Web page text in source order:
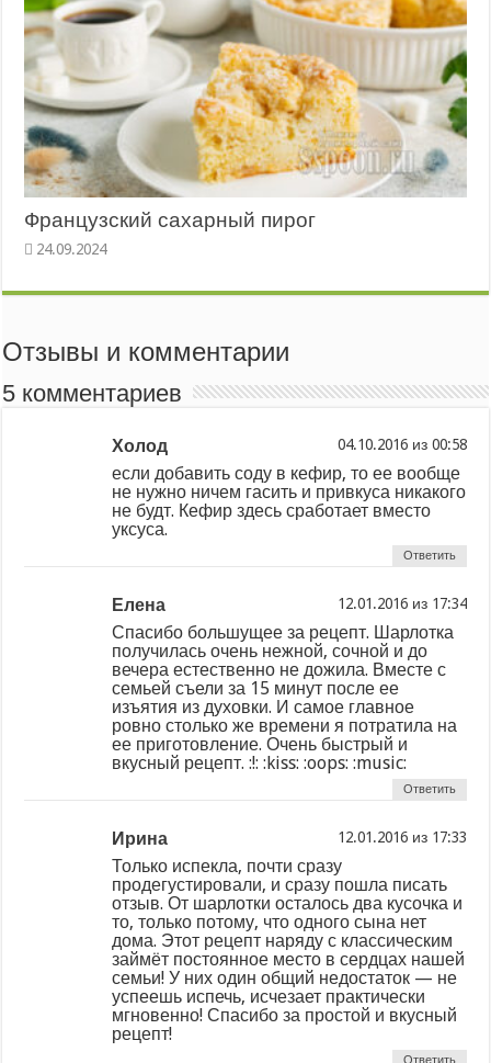
Французский сахарный пирог
Отзывы и комментарии
5 комментариев
Холод из
если добавить соду в кефир, то ее вообще
не нужно ничем гасить и привкуса никакого
не будт. Кефир здесь сработает вместо
уксуса.
Ответить
Елена из
Спасибо большущее за рецепт. Шарлотка
получилась очень нежной, сочной и до
вечера естественно не дожила. Вместе с
семьей съели за 15 минут после ее
изъятия из духовки. И самое главное
ровно столько же времени я потратила на
ее приготовление. Очень быстрый и
вкусный рецепт. :!: :kiss: :oops: :music:
Ответить
Ирина из
Только испекла, почти сразу
продегустировали, и сразу пошла писать
отзыв. От шарлотки осталось два кусочка и
то, только потому, что одного сына нет
дома. Этот рецепт наряду с классическим
займёт постоянное место в сердцах нашей
семьи! У них один общий недостаток — не
успеешь испечь, исчезает практически
мгновенно! Спасибо за простой и вкусный
рецепт!